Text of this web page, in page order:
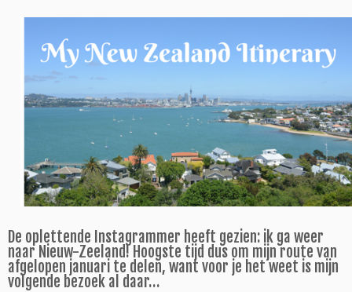
De oplettende Instagrammer heeft gezien: ik ga weer
naar Nieuw-Zeeland! Hoogste tijd dus om mijn route van
afgelopen januari te delen, want voor je het weet is mijn
volgende bezoek al daar…